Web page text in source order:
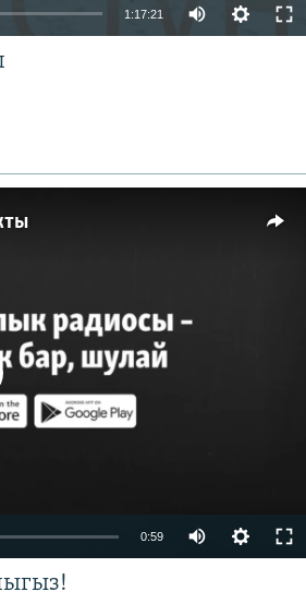
360p 480p
1:17:21
available
0:59